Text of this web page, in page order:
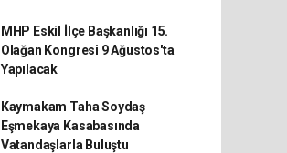
MHP Eskil İlçe Başkanlığı 15.
Olağan Kongresi 9 Ağustos'ta
Yapılacak
Kaymakam Taha Soydaş
Eşmekaya Kasabasında
Vatandaşlarla Buluştu